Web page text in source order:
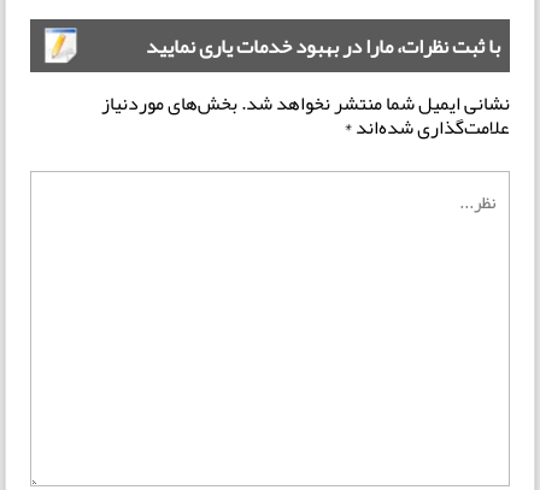
با ثبت نظرات، مارا در بهبود خدمات یاری نمایید
نشانی ایمیل شما منتشر نخواهد شد.بخش‌های موردنیاز
علامت‌گذاری شده‌اند*